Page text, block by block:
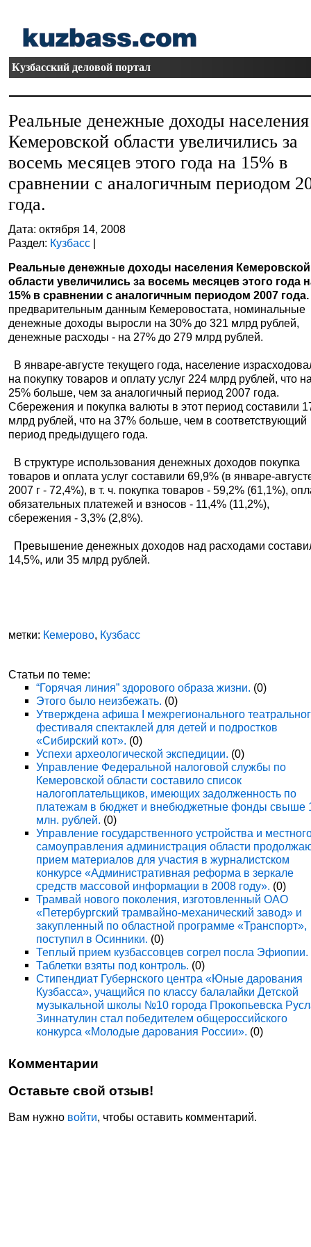
Кузбасский деловой портал
Реальные денежные доходы населения
Кемеровской области увеличились за
восемь месяцев этого года на 15% в
сравнении с аналогичным периодом
года.
Дата: октября 14, 2008
Раздел: Кузбасс |
Реальные денежные доходы населения Кемеровской
области увеличились за восемь месяцев этого года
15% в сравнении с аналогичным периодом 2007
предварительным данным Кемеровостата, номинальные
денежные доходы выросли на 30% до 321 млрд рублей,
денежные расходы - на 27% до 279 млрд рублей.
В январе-августе текущего года, население
на покупку товаров и оплату услуг 224 млрд рублей, что
25% больше, чем за аналогичный период 2007 года.
Сбережения и покупка валюты в этот период составили
млрд рублей, что на 37% больше, чем в соответствующий
период предыдущего года.
В структуре использования денежных доходов покупка
товаров и оплата услуг составили 69,9% (в январе-
2007 г - 72,4%), в т. ч. покупка товаров - 59,2% (61,1%),
обязательных платежей и взносов - 11,4% (11,2%),
сбережения - 3,3% (2,8%).
Превышение денежных доходов над расходами
14,5%, или 35 млрд рублей.
метки: Кемерово, Кузбасс
Статьи по теме:
“Горячая линия” здорового образа жизни. (0)
Этого было неизбежать. (0)
Утверждена афиша I межрегионального
фестиваля спектаклей для детей и подростков
«Сибирский кот». (0)
Успехи археологической экспедиции. (0)
Управление Федеральной налоговой службы по
Кемеровской области составило список
налогоплательщиков, имеющих задолженность по
платежам в бюджет и внебюджетные фонды свыше
млн. рублей. (0)
Управление государственного устройства и
самоуправления администрация области
прием материалов для участия в журналистском
конкурсе «Административная реформа в зеркале
средств массовой информации в 2008 году». (0)
Трамвай нового поколения, изготовленный ОАО
«Петербургский трамвайно-механический завод» и
закупленный по областной программе «Транспорт»,
поступил в Осинники. (0)
Теплый прием кузбассовцев согрел посла Эфиопии.
Таблетки взяты под контроль. (0)
Стипендиат Губернского центра «Юные дарования
Кузбасса», учащийся по классу балалайки Детской
музыкальной школы №10 города Прокопьевска
Зиннатулин стал победителем общероссийского
конкурса «Молодые дарования России». (0)
Комментарии
Оставьте свой отзыв!
Вам нужно войти, чтобы оставить комментарий.